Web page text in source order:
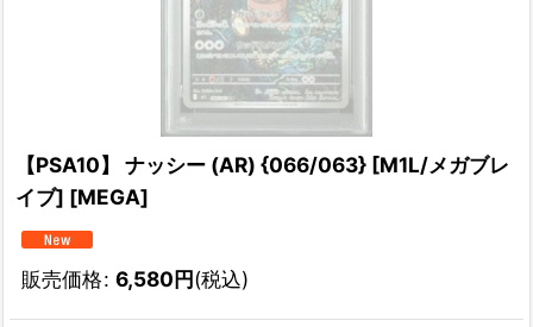
【PSA10】 ナッシー (AR) {066/063} [M1L/メガブレ
イブ] [MEGA]
販売価格: 6,580円(税込)